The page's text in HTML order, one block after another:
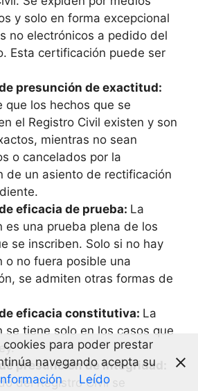
y solo en forma excepcional
no electrónicos a pedido del
Esta certificación puede ser
presunción de exactitud:
que los hechos que se
el Registro Civil existen y son
mientras no sean
o cancelados por la
de un asiento de rectificación
eficacia de prueba: La
es una prueba plena de los
se inscriben. Solo si no hay
o no fuera posible una
se admiten otras formas de
eficacia constitutiva: La
se tiene solo en los casos que
presunción de integridad:
del Registro Civil se
para poder prestar
navegando acepta su
Leído